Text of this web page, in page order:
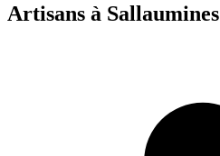
Artisans à Sallaumines